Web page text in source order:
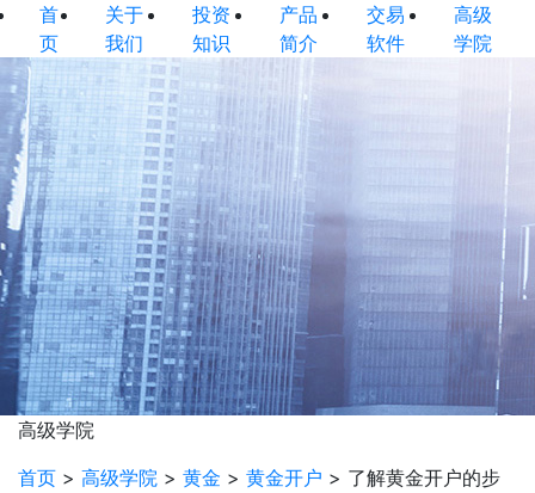
首
页
关于
我们
投资
知识
产品
简介
交易
软件
高级
学院
高级学院
首页 > 高级学院 > 黄金 > 黄金开户 > 了解黄金开户的步